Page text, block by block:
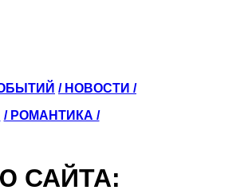
/ НОВОСТИ /
/ РОМАНТИКА /
САЙТА: